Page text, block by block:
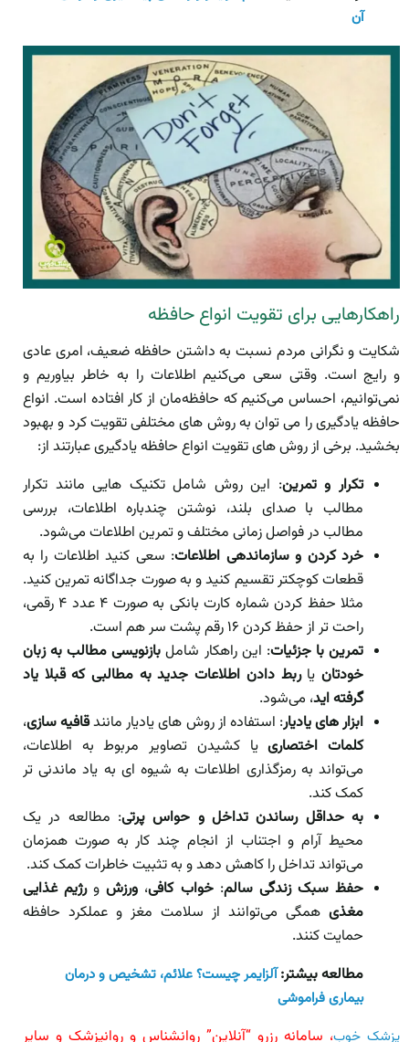
آن
راهکارهایی برای تقویت انواع حافظه
شکایت و نگرانی مردم نسبت به داشتن حافظه ضعیف، امری عادی
و رایج است. وقتی سعی می‌کنیم اطلاعات را به خاطر بیاوریم و
نمی‌توانیم، احساس می‌کنیم که حافظه‌مان از کار افتاده است. انواع
حافظه یادگیری را می توان به روش های مختلفی تقویت کرد و بهبود
بخشید. برخی از روش های تقویت انواع حافظه یادگیری عبارتند از:
تکرار و تمرین: این روش شامل تکنیک هایی مانند تکرار
مطالب با صدای بلند، نوشتن چندباره اطلاعات، بررسی
مطالب در فواصل زمانی مختلف و تمرین اطلاعات می‌شود.
خرد کردن و سازماندهی اطلاعات: سعی کنید اطلاعات را به
قطعات کوچکتر تقسیم کنید و به صورت جداگانه تمرین کنید.
مثلا حفظ کردن شماره کارت بانکی به صورت ۴ عدد ۴ رقمی،
راحت تر از حفظ کردن ۱۶ رقم پشت سر هم است.
تمرین با جزئیات: این راهکار شامل بازنویسی مطالب به زبان
خودتانیاربط دادن اطلاعات جدید به مطالبی که قبلا یاد
گرفته اید، می‌شود.
ابزار های یادیار: استفاده از روش های یادیار مانندقافیه سازی،
کلمات اختصارییا کشیدن تصاویر مربوط به اطلاعات،
می‌تواند به رمزگذاری اطلاعات به شیوه ای به یاد ماندنی تر
کمک کند.
به حداقل رساندن تداخل و حواس پرتی: مطالعه در یک
محیط آرام و اجتناب از انجام چند کار به صورت همزمان
می‌تواند تداخل را کاهش دهد و به تثبیت خاطرات کمک کند.
حفظ سبک زندگی سالم:خواب کافی، ورزشورژیم غذایی
مغذی همگی می‌توانند از سلامت مغز و عملکرد حافظه
حمایت کنند.
مطالعه بیشتر:آلزایمر چیست؟ علائم، تشخیص و درمان
بیماری فراموشی
پزشک خوب، سامانه رزرو “آنلاین” روانشناس و روانپزشک و سایر